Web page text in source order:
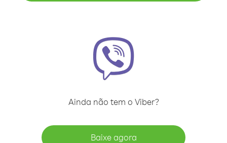
Ainda não tem o Viber?
Baixe agora